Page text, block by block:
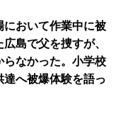
おいて作業中に被
島で父を捜すが、
なかった。小学校
へ被爆体験を語っ